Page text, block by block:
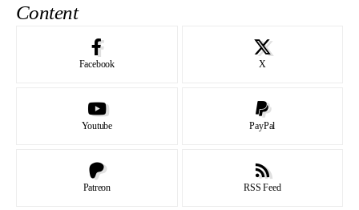
Content
Facebook X
Youtube PayPal
Patreon RSS Feed